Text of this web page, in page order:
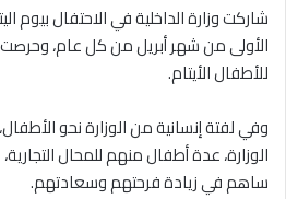
شاركت وزارة الداخلية في الاحتفال بيوم
الأولى من شهر أبريل من كل عام،
للأطفال الأيتام.
وفي لفتة إنسانية من الوزارة نحو
الوزارة، عدة أطفال منهم للمحال
ساهم في زيادة فرحتهم وسعادتهم.